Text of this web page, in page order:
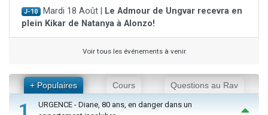
J-10 Mardi 18 Août |
Le Admour de Ungvar recevra en
plein Kikar de Natanya à Alonzo!
Voir tous les événements à venir
+ Populaires Cours Questions au Rav
1
URGENCE - Diane, 80 ans, en danger dans un